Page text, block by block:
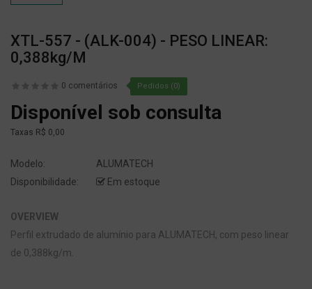
XTL-557 - (ALK-004) - PESO LINEAR:
0,388kg/m
0 comentários Pedidos (0)
Disponível sob consulta
Taxas R$ 0,00
Modelo:
ALUMATECH
Disponibilidade:
Em estoque
OVERVIEW
Perfil extrudado de alumínio para ALUMATECH, com peso linear
de 0,388kg/m.